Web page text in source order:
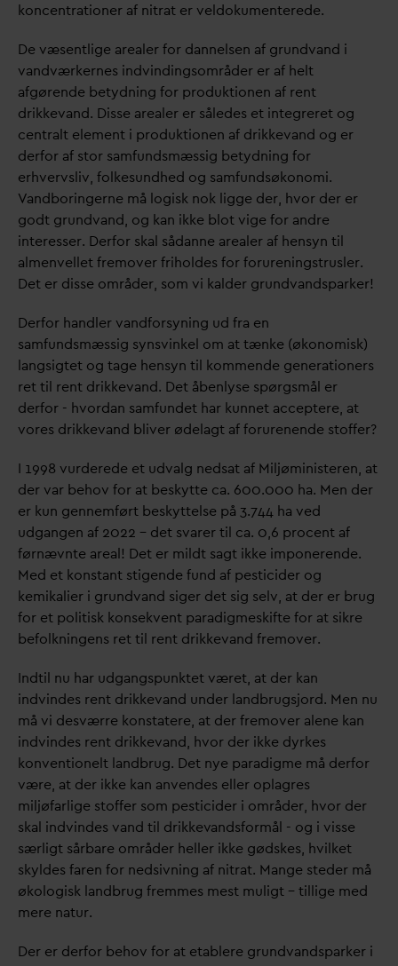
koncentrationer af nitrat er veldokumenterede.
De væsentlige arealer for dannelsen af grundvand i
vandværkernes indvindingsområder er af helt
afgørende betydning for produktionen af rent
drikkevand. Disse arealer er således et integreret og
centralt element i produktionen af drikkevand og er
derfor af stor samfundsmæssig betydning for
erhvervsliv, folkesundhed og samfundsøkonomi.
Vandboringerne må logisk nok ligge der, hvor der er
godt grundvand, og kan ikke blot vige for andre
interesser. Derfor skal sådanne arealer af hensyn til
almenvellet fremover friholdes for forureningstrusler.
Det er disse områder, som vi kalder grundvandsparker!
Derfor handler vandforsyning ud fra en
samfundsmæssig synsvinkel om at tænke (økonomisk)
langsigtet og tage hensyn til kommende generationers
ret til rent drikkevand. Det åbenlyse spørgsmål er
derfor - hvordan samfundet har kunnet acceptere, at
vores drikkevand bliver ødelagt af forurenende stoffer?
I 1998 vurderede et udvalg nedsat af Miljøministeren, at
der var behov for at beskytte ca. 600.000 ha. Men der
er kun gennemført beskyttelse på 3.744 ha ved
udgangen af 2022 – det svarer til ca. 0,6 procent af
førnævnte areal! Det er mildt sagt ikke imponerende.
Med et konstant stigende fund af pesticider og
kemikalier i grundvand siger det sig selv, at der er brug
for et politisk konsekvent paradigmeskifte for at sikre
befolkningens ret til rent drikkevand fremover.
Indtil nu har udgangspunktet været, at der kan
indvindes rent drikkevand under landbrugsjord. Men nu
må vi desværre konstatere, at der fremover alene kan
indvindes rent drikkevand, hvor der ikke dyrkes
konventionelt landbrug. Det nye paradigme må derfor
være, at der ikke kan anvendes eller oplagres
miljøfarlige stoffer som pesticider i områder, hvor der
skal indvindes vand til drikkevandsformål - og i visse
særligt sårbare områder heller ikke gødskes, hvilket
skyldes faren for nedsivning af nitrat. Mange steder må
økologisk landbrug fremmes mest muligt – tillige med
mere natur.
Der er derfor behov for at etablere grundvandsparker i